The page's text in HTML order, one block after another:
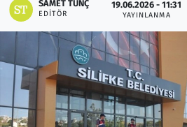
SAMET TUNÇ
EDITÖR
19.06.2026 - 11:31
YAYINLANMA
Ramazan
Resmi İlanlar
Rüya Tabirleri